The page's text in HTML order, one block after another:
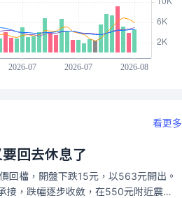
看更多
回去休息了
回檔，開盤下跌15元，以563元開出。
接，跌幅逐步收斂，在550元附近震